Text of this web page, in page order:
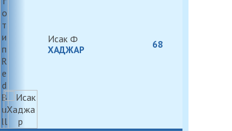
Исак
ХАДЖАР
68